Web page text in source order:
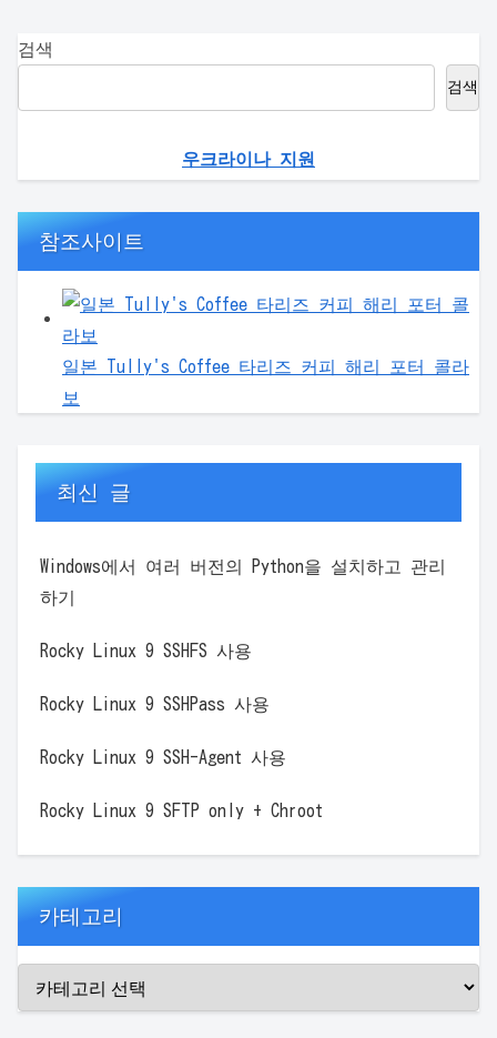
검색
검색
우크라이나 지원
참조사이트
일본 Tully's Coffee 타리즈 커피 해리 포터 콜라
보
최신 글
Windows에서 여러 버전의 Python을 설치하고 관리
하기
Rocky Linux 9 SSHFS 사용
Rocky Linux 9 SSHPass 사용
Rocky Linux 9 SSH-Agent 사용
Rocky Linux 9 SFTP only + Chroot
카테고리